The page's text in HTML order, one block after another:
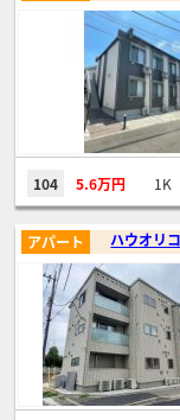
104 5.6万円 1K
ハウオリ
アパート